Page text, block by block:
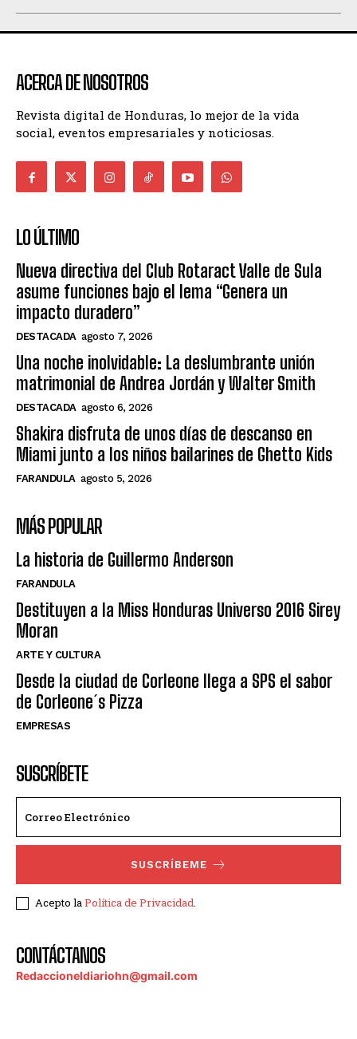
ACERCA DE NOSOTROS
Revista digital de Honduras, lo mejor de la vida
social, eventos empresariales y noticiosas.
LO ÚLTIMO
Nueva directiva del Club Rotaract Valle de Sula
asume funciones bajo el lema “Genera un
impacto duradero”
DESTACADA agosto 7, 2026
Una noche inolvidable: La deslumbrante unión
matrimonial de Andrea Jordán y Walter Smith
DESTACADA agosto 6, 2026
Shakira disfruta de unos días de descanso en
Miami junto a los niños bailarines de Ghetto Kids
FARANDULA agosto 5, 2026
MÁS POPULAR
La historia de Guillermo Anderson
FARANDULA
Destituyen a la Miss Honduras Universo 2016 Sirey
Moran
ARTE Y CULTURA
Desde la ciudad de Corleone llega a SPS el sabor
de Corleone´s Pizza
EMPRESAS
SUSCRÍBETE
SUSCRÍBEME
Acepto laPolítica de Privacidad.
CONTÁCTANOS
Redaccioneldiariohn@gmail.com